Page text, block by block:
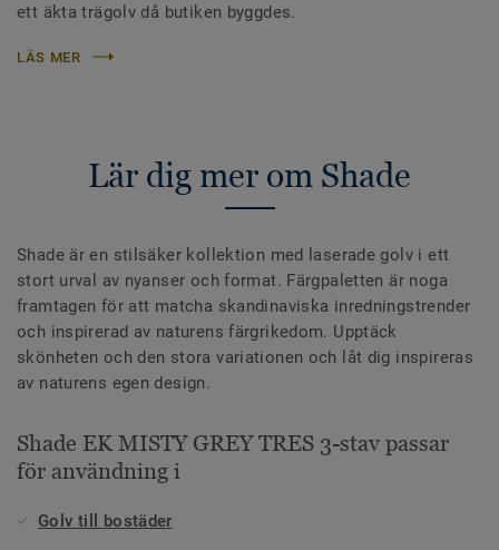
ett äkta trägolv då butiken byggdes.
LÄS MER
Lär dig mer om Shade
Shade är en stilsäker kollektion med laserade golv i ett
stort urval av nyanser och format. Färgpaletten är noga
framtagen för att matcha skandinaviska inredningstrender
och inspirerad av naturens färgrikedom. Upptäck
skönheten och den stora variationen och låt dig inspireras
av naturens egen design.
Shade EK MISTY GREY TRES 3-stav passar
för användning i
Golv till bostäder